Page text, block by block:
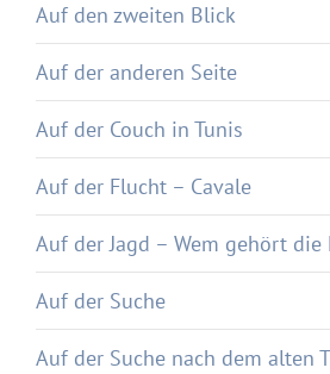
Auf den zweiten Blick
Auf der anderen Seite
Auf der Couch in Tunis
Auf der Flucht – Cavale
Auf der Jagd – Wem gehört die
Auf der Suche
Auf der Suche nach dem alten